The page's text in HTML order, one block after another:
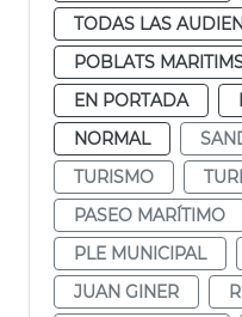
TODAS LAS
POBLATS
EN PORTADA
NORMAL
TURISMO
PASEO MARÍTIMO
PLE MUNICIPAL
JUAN GINER